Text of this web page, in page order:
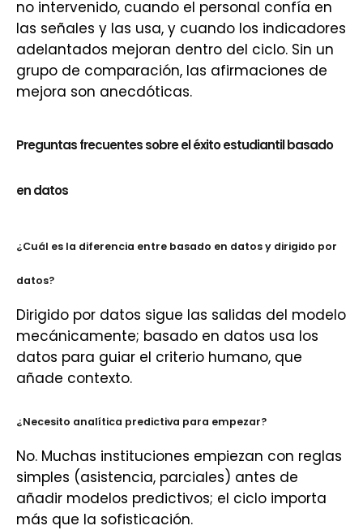
no intervenido, cuando el personal confía en
las señales y las usa, y cuando los indicadores
adelantados mejoran dentro del ciclo. Sin un
grupo de comparación, las afirmaciones de
mejora son anecdóticas.
Preguntas frecuentes sobre el éxito estudiantil basado
en datos
¿Cuál es la diferencia entre basado en datos y dirigido por
datos?
Dirigido por datos sigue las salidas del modelo
mecánicamente; basado en datos usa los
datos para guiar el criterio humano, que
añade contexto.
¿Necesito analítica predictiva para empezar?
No. Muchas instituciones empiezan con reglas
simples (asistencia, parciales) antes de
añadir modelos predictivos; el ciclo importa
más que la sofisticación.